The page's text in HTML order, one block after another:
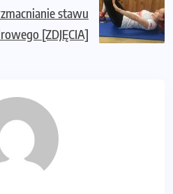
stawu
[ZDJĘCIA]